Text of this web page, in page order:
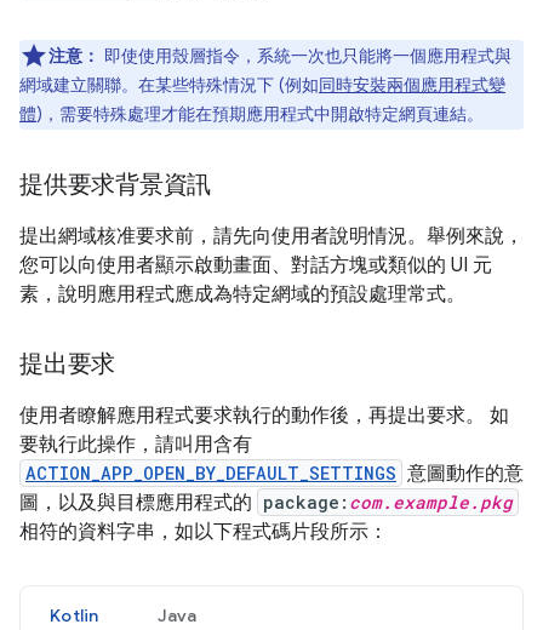
注意： 即使使用殼層指令，系統一次也只能將一個應用程式與
網域建立關聯。在某些特殊情況下 (例如同時安裝兩個應用程式變
體)，需要特殊處理才能在預期應用程式中開啟特定網頁連結。
提供要求背景資訊
提出網域核准要求前，請先向使用者說明情況。舉例來說，
您可以向使用者顯示啟動畫面、對話方塊或類似的 UI 元
素，說明應用程式應成為特定網域的預設處理常式。
提出要求
使用者瞭解應用程式要求執行的動作後，再提出要求。 如
要執行此操作，請叫用含有
ACTION_APP_OPEN_BY_DEFAULT_SETTINGS 意圖動作的意
圖，以及與目標應用程式的 package: com.example.pkg
相符的資料字串，如以下程式碼片段所示：
Kotlin Java